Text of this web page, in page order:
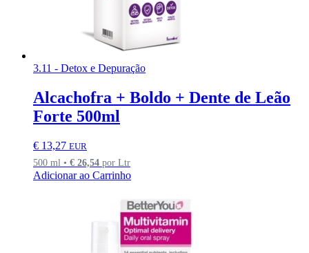
3.11 - Detox e Depuração
Alcachofra + Boldo + Dente de Leão
Forte 500ml
€ 13,27 EUR
500 ml • € 26,54 por Ltr
Adicionar ao Carrinho